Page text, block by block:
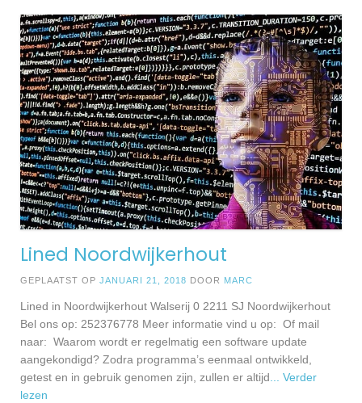
Lined Noordwijkerhout
GEPLAATST OP JANUARI 21, 2018 DOOR MARC
Lined in Noordwijkerhout Walserij 0 2211 SJ Noordwijkerhout
Bel ons op: 252376778 Meer informatie vind u op: Of mail
naar: Waarom wordt er regelmatig een software update
aangekondigd? Zodra programma’s eenmaal ontwikkeld,
getest en in gebruik genomen zijn, zullen er altijd... Verder
lezen